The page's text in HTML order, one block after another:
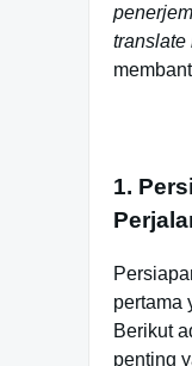
translate
1.
pertama
Berikut
penting